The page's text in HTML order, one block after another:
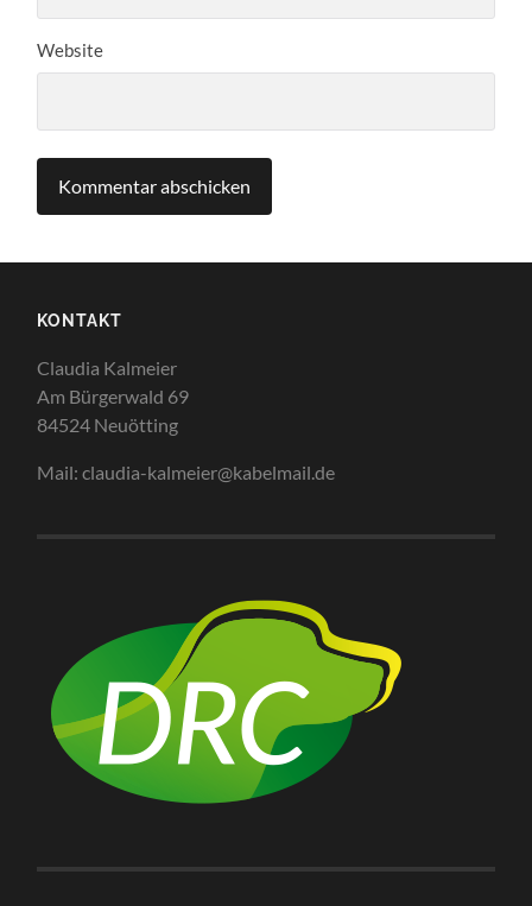
Website
KONTAKT
Claudia Kalmeier
Am Bürgerwald 69
84524 Neuötting
Mail: claudia-kalmeier@kabelmail.de